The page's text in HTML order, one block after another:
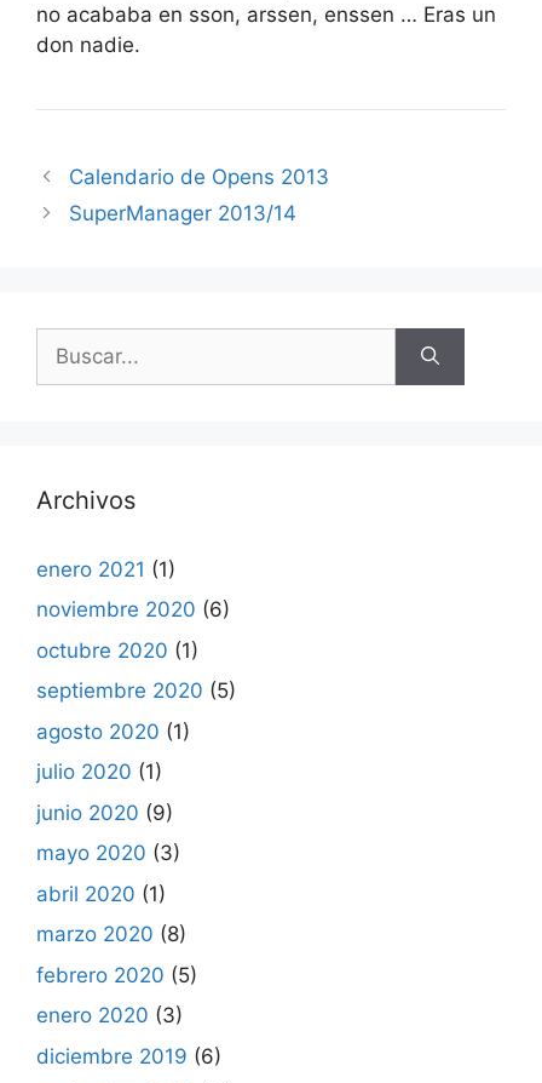
no acababa en sson, arssen, enssen … Eras un
don nadie.
Calendario de Opens 2013
SuperManager 2013/14
Archivos
enero 2021 (1)
noviembre 2020 (6)
octubre 2020 (1)
septiembre 2020 (5)
agosto 2020 (1)
julio 2020 (1)
junio 2020 (9)
mayo 2020 (3)
abril 2020 (1)
marzo 2020 (8)
febrero 2020 (5)
enero 2020 (3)
diciembre 2019 (6)